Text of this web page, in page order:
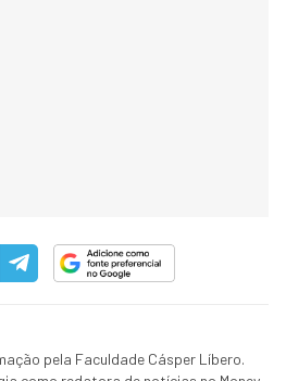
pela Faculdade Cásper Líbero.